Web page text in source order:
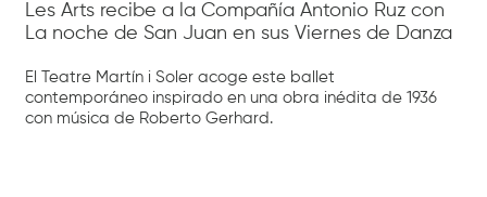
Les Arts recibe a la Compañía Antonio Ruz con
La noche de San Juan en sus Viernes de Danza
El Teatre Martín i Soler acoge este ballet
contemporáneo inspirado en una obra inédita de 1936
con música de Roberto Gerhard.